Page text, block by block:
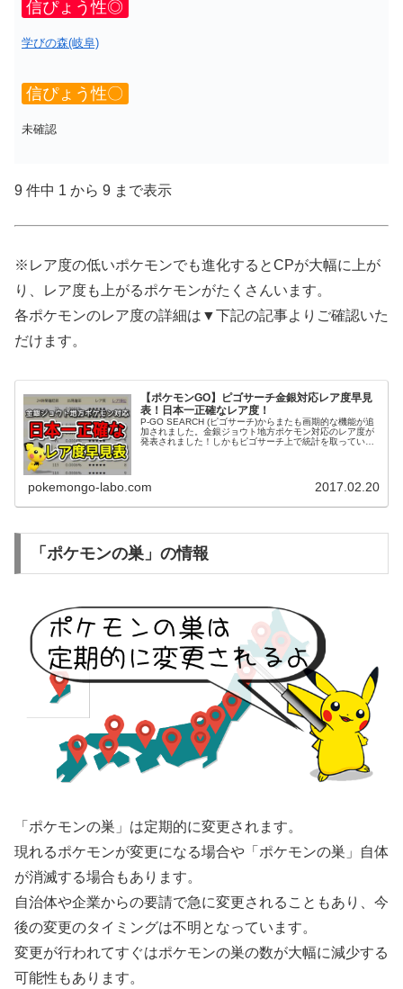
信ぴょう性◎
学びの森(岐阜)
信ぴょう性〇
未確認
9 件中 1 から 9 まで表示
※レア度の低いポケモンでも進化するとCPが大幅に上が
り、レア度も上がるポケモンがたくさんいます。
各ポケモンのレア度の詳細は▼下記の記事よりご確認いた
だけます。
【ポケモンGO】ピゴサーチ金銀対応レア度早見
表！日本一正確なレア度！
P-GO SEARCH (ピゴサーチ)からまたも画期的な機能が追
加されました。金銀ジョウト地方ポケモン対応のレア度が
発表されました！しかもピゴサーチ上で統計を取っている
pokemongo-labo.com 2017.02.20
「ポケモンの巣」の情報
「ポケモンの巣」は定期的に変更されます。
現れるポケモンが変更になる場合や「ポケモンの巣」自体
が消滅する場合もあります。
自治体や企業からの要請で急に変更されることもあり、今
後の変更のタイミングは不明となっています。
変更が行われてすぐはポケモンの巣の数が大幅に減少する
可能性もあります。